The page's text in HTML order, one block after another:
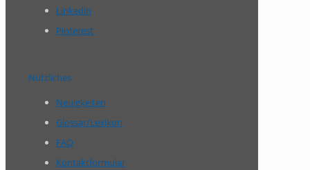
Linkedin
Pinterest
Nützliches
Neuigkeiten
Glossar/Lexikon
FAQ
Kontaktformular